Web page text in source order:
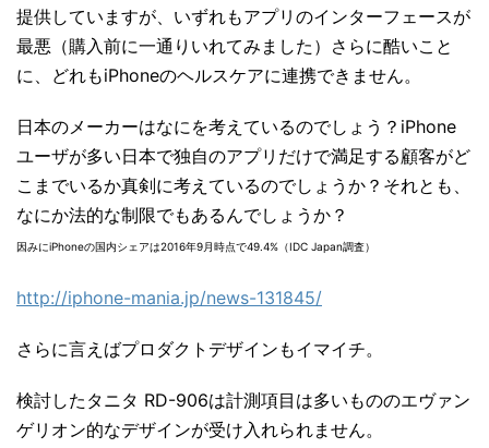
提供していますが、いずれもアプリのインターフェースが
最悪（購入前に一通りいれてみました）さらに酷いこと
に、どれもiPhoneのヘルスケアに連携できません。
日本のメーカーはなにを考えているのでしょう？iPhone
ユーザが多い日本で独自のアプリだけで満足する顧客がど
こまでいるか真剣に考えているのでしょうか？それとも、
なにか法的な制限でもあるんでしょうか？
因みにiPhoneの国内シェアは2016年9月時点で49.4%（IDC Japan調査）
http://iphone-mania.jp/news-131845/
さらに言えばプロダクトデザインもイマイチ。
検討したタニタ RD-906は計測項目は多いもののエヴァン
ゲリオン的なデザインが受け入れられません。